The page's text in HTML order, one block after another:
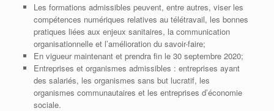
Les formations admissibles peuvent, entre autres, viser les
compétences numériques relatives au télétravail, les bonnes
pratiques liées aux enjeux sanitaires, la communication
organisationnelle et l’amélioration du savoir-faire;
En vigueur maintenant et prendra fin le 30 septembre 2020;
Entreprises et organismes admissibles : entreprises ayant
des salariés, les organismes sans but lucratif, les
organismes communautaires et les entreprises d’économie
sociale.